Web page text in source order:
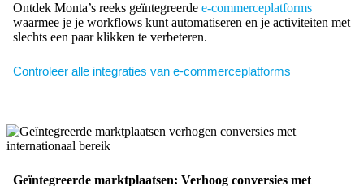
Ontdek Monta’s reeks geïntegreerde e-commerceplatforms
waarmee je je workflows kunt automatiseren en je activiteiten met
slechts een paar klikken te verbeteren.
Controleer alle integraties van e-commerceplatforms
Geïntegreerde marktplaatsen: Verhoog conversies met